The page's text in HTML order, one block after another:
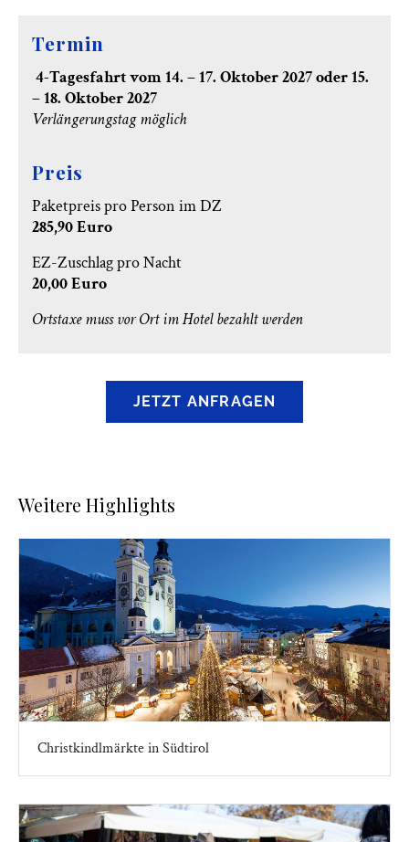
Termin
4-Tagesfahrt vom 14. – 17. Oktober 2027 oder 15.
– 18. Oktober 2027
Verlängerungstag möglich
Preis
Paketpreis pro Person im DZ
285,90 Euro
EZ-Zuschlag pro Nacht
20,00 Euro
Ortstaxe muss vor Ort im Hotel bezahlt werden
JETZT ANFRAGEN
Weitere Highlights
Christkindlmärkte in Südtirol